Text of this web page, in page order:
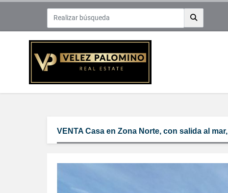
VENTA Casa en Zona Norte, con salida al